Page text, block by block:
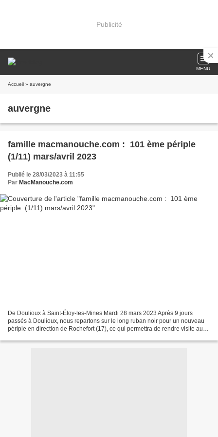
Publicité
MENU
Accueil » auvergne
auvergne
famille macmanouche.com : 101 ème périple
(1/11) mars/avril 2023
Publié le 28/03/2023 à 11:55
Par MacManouche.com
De Doulioux à Saint-Éloy-les-Mines Mardi 28 mars 2023 Après 9 jours
passés à Doulioux, nous repartons sur le long ruban noir pour un nouveau
périple en direction de Rochefort (17), ce qui permettra de rendre visite au